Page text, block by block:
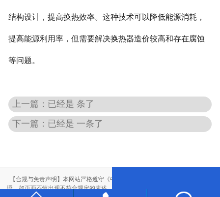
结构设计，提高换热效率。这种技术可以降低能源消耗，
提高能源利用率，但需要解决换热器造价较高和存在腐蚀
等问题。
上一篇：已经是 条了
下一篇：已经是 一条了
【合规与免责声明】本网站严格遵守《中华人民共和国广告法》，尽力规范用
语。如页面不慎出现不符合规定的表述，敬请联系我们，将立即更正；相关内容